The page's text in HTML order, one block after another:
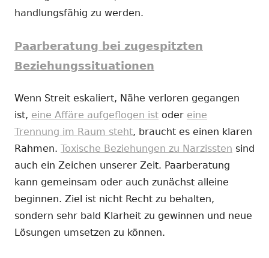
handlungsfähig zu werden.
Paarberatung bei zugespitzten
Beziehungssituationen
Wenn Streit eskaliert, Nähe verloren gegangen
ist, eine Affäre aufgeflogen ist oder eine
Trennung im Raum steht, braucht es einen klaren
Rahmen. Toxische Beziehungen zu Narzissten sind
auch ein Zeichen unserer Zeit. Paarberatung
kann gemeinsam oder auch zunächst alleine
beginnen. Ziel ist nicht Recht zu behalten,
sondern sehr bald Klarheit zu gewinnen und neue
Lösungen umsetzen zu können.